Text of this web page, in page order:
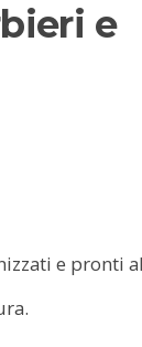
e
e pronti